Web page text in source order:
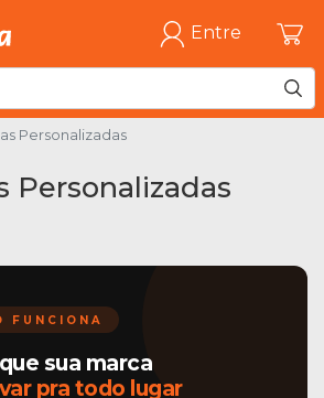
Entre
Personalizadas
Personalizadas
FUNCIONA
sua marca
pra todo lugar